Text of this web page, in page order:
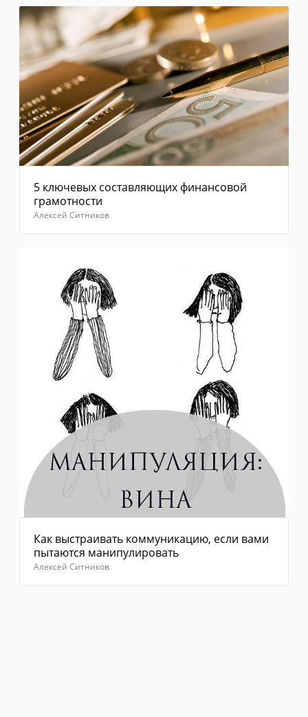
Отправить
5 ключевых составляющих финансовой
грамотности
Алексей Ситников
Как выстраивать коммуникацию, если вами
пытаются манипулировать
Алексей Ситников